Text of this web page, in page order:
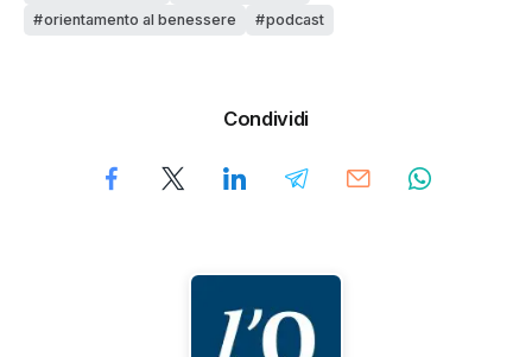
orientamento al benessere
podcast
Condividi